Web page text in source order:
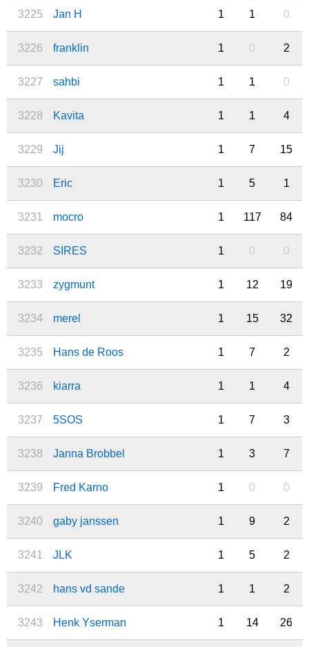
3225 Jan H 1 1 0
3226 franklin 1 0 2
3227 sahbi 1 1 0
3228 Kavita 1 1 4
3229 Jij 1 7 15
3230 Eric 1 5 1
3231 mocro 1 117 84
3232 SIRES 1 0 0
3233 zygmunt 1 12 19
3234 merel 1 15 32
3235 Hans de Roos 1 7 2
3236 kiarra 1 1 4
3237 5SOS 1 7 3
3238 Janna Brobbel 1 3 7
3239 Fred Karno 1 0 0
3240 gaby janssen 1 9 2
3241 JLK 1 5 2
3242 hans vd sande 1 1 2
3243 Henk Yserman 1 14 26